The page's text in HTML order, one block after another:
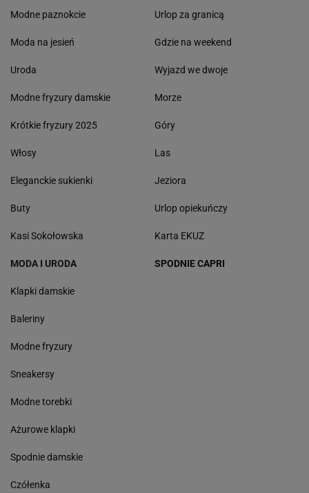
Modne paznokcie
Moda na jesień
Uroda
Modne fryzury damskie
Krótkie fryzury 2025
Włosy
Eleganckie sukienki
Buty
Kasi Sokołowska
Urlop za granicą
Gdzie na weekend
Wyjazd we dwoje
Morze
Góry
Las
Jeziora
Urlop opiekuńczy
Karta EKUZ
MODA I URODA
Klapki damskie
Baleriny
Modne fryzury
Sneakersy
Modne torebki
Ażurowe klapki
Spodnie damskie
Czółenka
SPODNIE CAPRI